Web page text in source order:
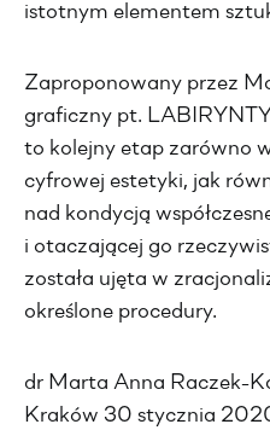
istotnym elementem
Zaproponowany przez
graficzny pt.
to kolejny etap zarówno
cyfrowej estetyki, jak
nad kondycją
i otaczającej go
została ujęta w
określone procedury.
dr Marta Anna Raczek-
Kraków 30 stycznia